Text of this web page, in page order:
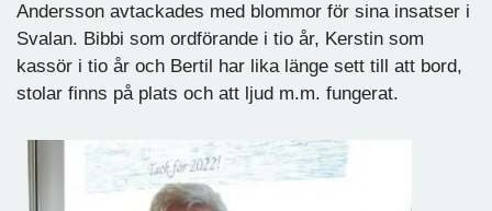
Andersson avtackades med blommor för sina insatser i
Svalan. Bibbi som ordförande i tio år, Kerstin som
kassör i tio år och Bertil har lika länge sett till att bord,
stolar finns på plats och att ljud m.m. fungerat.